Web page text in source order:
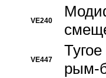
VE240
VE447
рым-